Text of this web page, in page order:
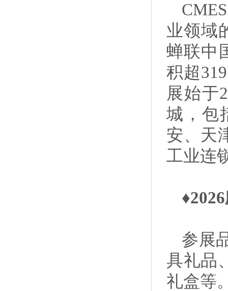
业领域
蝉联中
积超
展始于
城，包
安、天
工业连
参展
具礼品
礼盒等